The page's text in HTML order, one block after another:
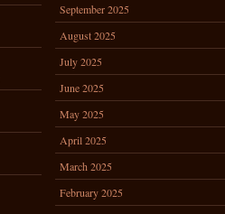
September 2025
August 2025
July 2025
June 2025
May 2025
April 2025
March 2025
February 2025